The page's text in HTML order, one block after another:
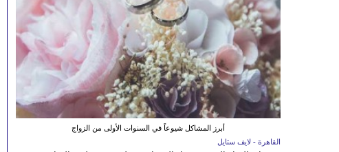
أبرز المشاكل شيوعاً في السنوات الأولى من الزواج
القاهرة - لايف ستايل